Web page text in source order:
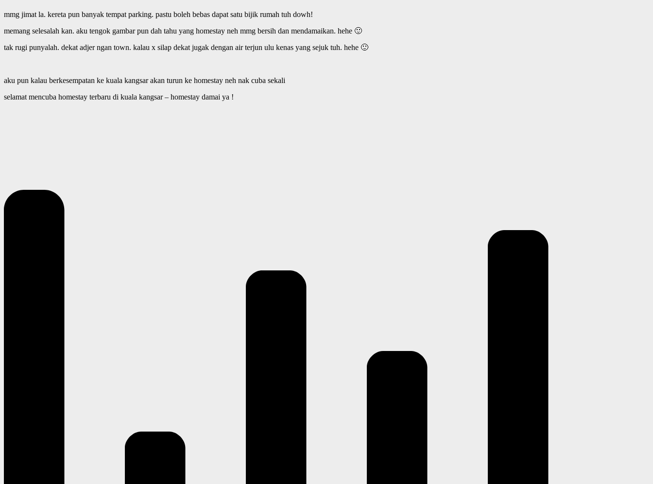
mmg jimat la. kereta pun banyak tempat parking. pastu boleh bebas dapat satu bijik rumah tuh dowh!
memang selesalah kan. aku tengok gambar pun dah tahu yang homestay neh mmg bersih dan mendamaikan. hehe 🙂
tak rugi punyalah. dekat adjer ngan town. kalau x silap dekat jugak dengan air terjun ulu kenas yang sejuk tuh. hehe 🙂
aku pun kalau berkesempatan ke kuala kangsar akan turun ke homestay neh nak cuba sekali
selamat mencuba homestay terbaru di kuala kangsar – homestay damai ya !